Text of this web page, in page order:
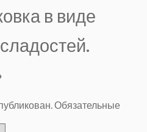
в виде
Обязательные